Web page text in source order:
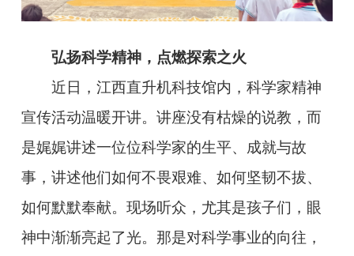
弘扬科学精神，点燃探索之火
近日，江西直升机科技馆内，科学家精神
宣传活动温暖开讲。讲座没有枯燥的说教，而
是娓娓讲述一位位科学家的生平、成就与故
事，讲述他们如何不畏艰难、如何坚韧不拔、
如何默默奉献。现场听众，尤其是孩子们，眼
神中渐渐亮起了光。那是对科学事业的向往，